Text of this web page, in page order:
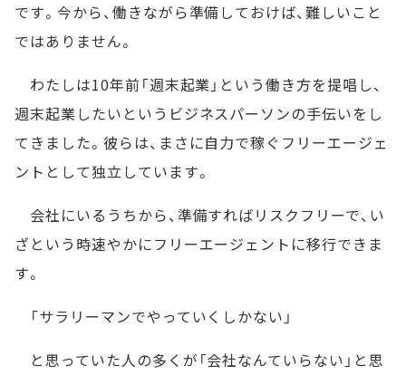
です。今から、働きながら準備しておけば、難しいこと
ではありません。
わたしは10年前「週末起業」という働き方を提唱し、
週末起業したいというビジネスパーソンの手伝いをし
てきました。彼らは、まさに自力で稼ぐフリーエージェ
ントとして独立しています。
会社にいるうちから、準備すればリスクフリーで、い
ざという時速やかにフリーエージェントに移行できま
す。
「サラリーマンでやっていくしかない」
と思っていた人の多くが「会社なんていらない」と思